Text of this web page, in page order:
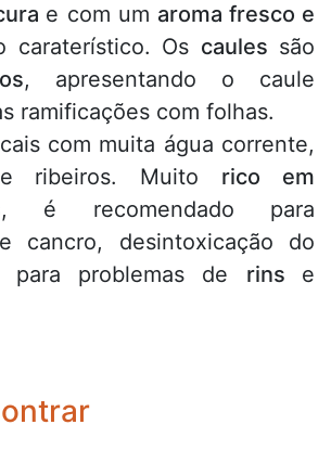
e com um aroma fresco e
caraterístico. Os caules são
, apresentando o caule
ramificações com folhas.
com muita água corrente,
ribeiros. Muito rico em
, é recomendado para
cancro, desintoxicação do
para problemas de rins e